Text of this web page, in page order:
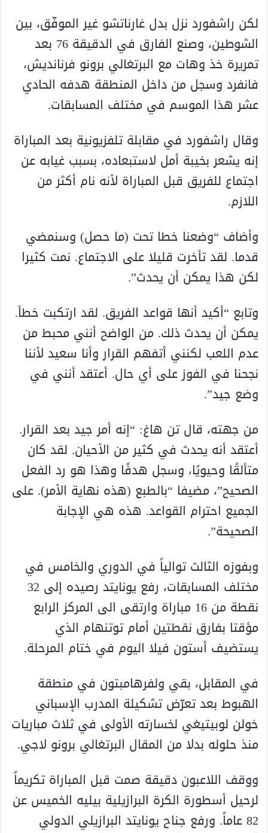
لكن راشفورد نزل بدل غارناتشو غير الموفّق، بين
الشوطين، وصنع الفارق في الدقيقة 76 بعد
تمريرة خذ وهات مع البرتغالي برونو فرنانديش،
فانفرد وسجل من داخل المنطقة هدفه الحادي
عشر هذا الموسم في مختلف المسابقات.
وقال راشفورد في مقابلة تلفزيونية بعد المباراة
إنه يشعر بخيبة أمل لاستبعاده، بسبب غيابه عن
اجتماع للفريق قبل المباراة لأنه نام أكثر من
اللازم.
وأضاف “وضعنا خطا تحت (ما حصل) وسنمضي
قدما. لقد تأخرت قليلا على الاجتماع. نمت كثيرا
لكن هذا يمكن أن يحدث”.
وتابع “أكيد أنها قواعد الفريق. لقد ارتكبت خطأ.
يمكن أن يحدث ذلك. من الواضح أنني محبط من
عدم اللعب لكنني أتفهم القرار وأنا سعيد لأننا
نجحنا في الفوز على أي حال. أعتقد أنني في
وضع جيد”.
من جهته، قال تن هاغ: “إنه أمر جيد بعد القرار.
أعتقد أنه يحدث في كثير من الأحيان. لقد كان
متألقًا وحيويًا، وسجل هدفًا وهذا هو رد الفعل
الصحيح”، مضيفا “بالطبع (هذه نهاية الأمر). على
الجميع احترام القواعد. هذه هي الإجابة
الصحيحة”.
وبفوزه الثالث توالياً في الدوري والخامس في
مختلف المسابقات، رفع يونايتد رصيده إلى 32
نقطة من 16 مباراة وارتقى الى المركز الرابع
مؤقتا بفارق نقطتين أمام توتنهام الذي
يستضيف أستون فيلا اليوم في ختام المرحلة.
في المقابل، بقي ولفرهامبتون في منطقة
الهبوط بعد تعرّض تشكيلة المدرب الإسباني
خولن لوبيتيغي لخسارته الأولى في ثلاث مباريات
منذ حلوله بدلا من المقال البرتغالي برونو لاجي.
ووقف اللاعبون دقيقة صمت قبل المباراة تكريماً
لرحيل أسطورة الكرة البرازيلية بيليه الخميس عن
82 عاماً. ورفع جناح يونايتد البرازيلي الدولي